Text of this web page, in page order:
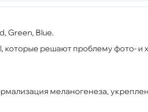
Green, Blue.
решают проблему фото- и
меланогенеза,